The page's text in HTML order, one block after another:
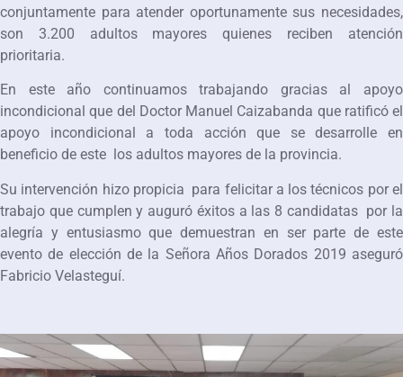
conjuntamente para atender oportunamente sus necesidades,
son 3.200 adultos mayores quienes reciben atención
prioritaria.
En este año continuamos trabajando gracias al apoyo
incondicional que del Doctor Manuel Caizabanda que ratificó el
apoyo incondicional a toda acción que se desarrolle en
beneficio de este los adultos mayores de la provincia.
Su intervención hizo propicia para felicitar a los técnicos por el
trabajo que cumplen y auguró éxitos a las 8 candidatas por la
alegría y entusiasmo que demuestran en ser parte de este
evento de elección de la Señora Años Dorados 2019 aseguró
Fabricio Velasteguí.